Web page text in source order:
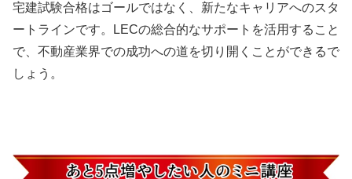
宅建試験合格はゴールではなく、新たなキャリアへのスタ
ートラインです。LECの総合的なサポートを活用すること
で、不動産業界での成功への道を切り開くことができるで
しょう。